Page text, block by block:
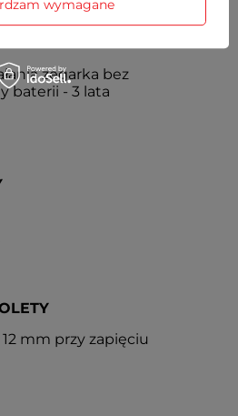
umieszczony na godz. 3
zegarka bez
baterii - 3 lata
mm przy zapięciu
wymagane